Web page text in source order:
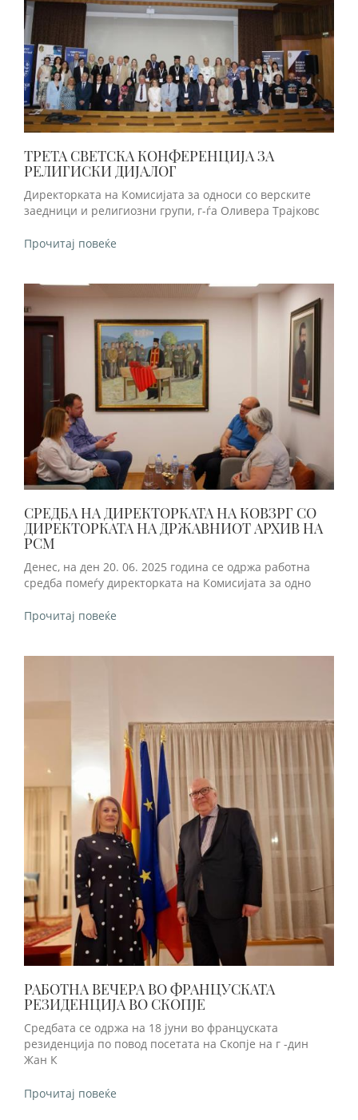
ТРЕТА СВЕТСКА КОНФЕРЕНЦИЈА ЗА
РЕЛИГИСКИ ДИЈАЛОГ
Директорката на Комисијата за односи со верските
заедници и религиозни групи, г-ѓа Оливера Трајковс
Прочитај повеќе
СРЕДБА НА ДИРЕКТОРКАТА НА КОВЗРГ СО
ДИРЕКТОРКАТА НА ДРЖАВНИОТ АРХИВ НА
РСМ
Денес, на ден 20. 06. 2025 година се одржа работна
средба помеѓу директорката на Комисијата за одно
Прочитај повеќе
РАБОТНА ВЕЧЕРА ВО ФРАНЦУСКАТА
РЕЗИДЕНЦИЈА ВО СКОПЈE
Средбата се одржа на 18 јуни во француската
резиденција по повод посетата на Скопје на г -дин
Жан К
Прочитај повеќе